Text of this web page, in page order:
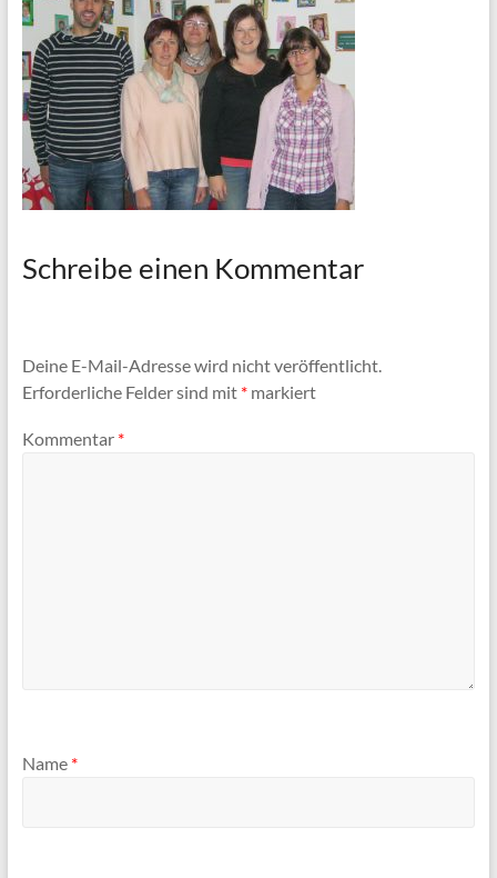
Schreibe einen Kommentar
Deine E-Mail-Adresse wird nicht veröffentlicht.
Erforderliche Felder sind mit *markiert
Kommentar *
Name *